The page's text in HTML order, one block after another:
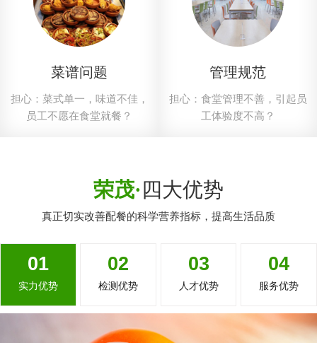
菜谱问题
担心：菜式单一，味道不佳，
员工不愿在食堂就餐？
管理规范
担心：食堂管理不善，引起员
工体验度不高？
荣茂·四大优势
真正切实改善配餐的科学营养指标，提高生活品质
01
实力优势
02
检测优势
03
人才优势
04
服务优势